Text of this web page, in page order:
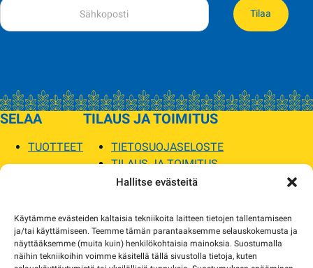
Hallitse evästeitä
Käytämme evästeiden kaltaisia tekniikoita laitteen tietojen tallentamiseen
ja/tai käyttämiseen. Teemme tämän parantaaksemme selauskokemusta ja
näyttääksemme (muita kuin) henkilökohtaisia mainoksia. Suostumalla
näihin tekniikoihin voimme käsitellä tällä sivustolla tietoja, kuten
Tilaa
SELAA
TUOTTEET
TILAUS JA TOIMITUS
TIETOSUOJASELOSTE
TILAUS JA TOIMITUS
TOIMITUSEHDOT
MYYMÄLÄT JA YHTEYSTIEDOT
USEIN KYSYTYT